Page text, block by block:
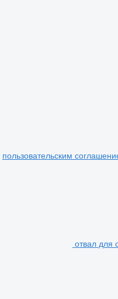
пользовательским
отвал для